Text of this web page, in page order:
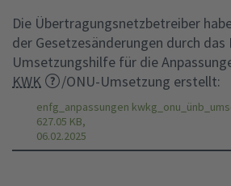
Die Übertragungsnetzbetreiber
der Gesetzesänderungen durch das
Umsetzungshilfe für die
KWK
/ONU-Umsetzung erstellt:
enfg_anpassungen
627.05 KB,
06.02.2025